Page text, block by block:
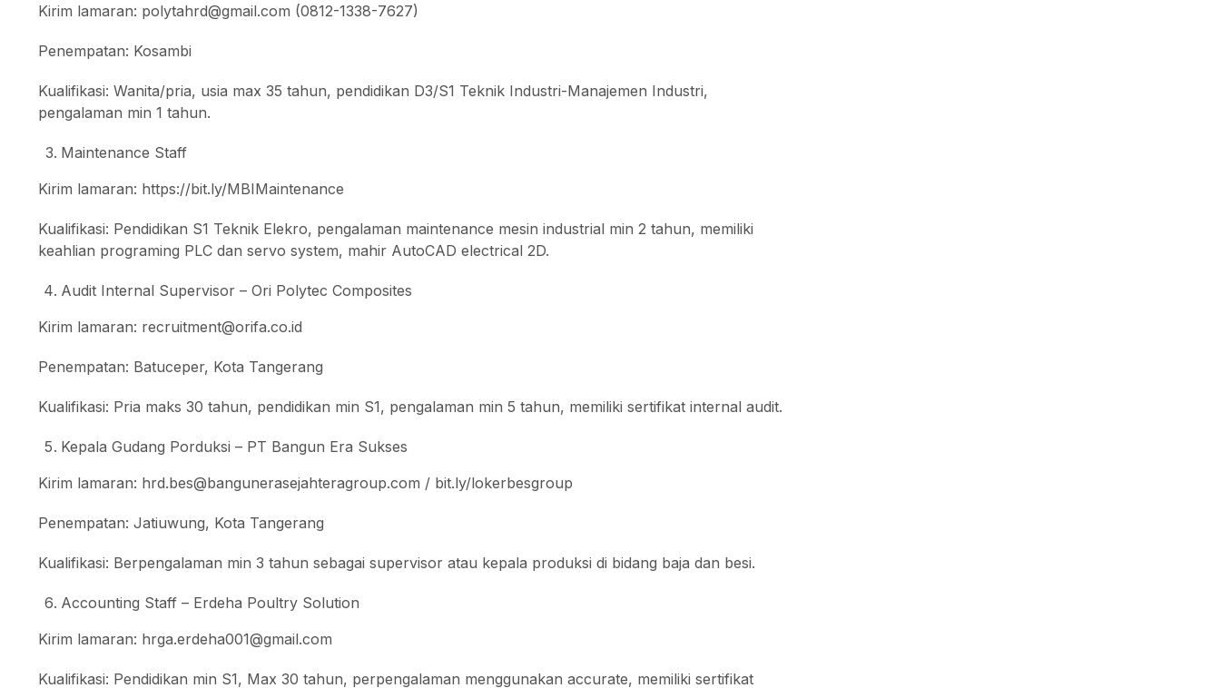
Kirim lamaran: polytahrd@gmail.com (0812-1338-7627)
Penempatan: Kosambi
Kualifikasi: Wanita/pria, usia max 35 tahun, pendidikan D3/S1 Teknik Industri-Manajemen Industri,
pengalaman min 1 tahun.
Maintenance Staff
Kirim lamaran: https://bit.ly/MBIMaintenance
Kualifikasi: Pendidikan S1 Teknik Elekro, pengalaman maintenance mesin industrial min 2 tahun, memiliki
keahlian programing PLC dan servo system, mahir AutoCAD electrical 2D.
Audit Internal Supervisor – Ori Polytec Composites
Kirim lamaran: recruitment@orifa.co.id
Penempatan: Batuceper, Kota Tangerang
Kualifikasi: Pria maks 30 tahun, pendidikan min S1, pengalaman min 5 tahun, memiliki sertifikat internal audit.
Kepala Gudang Porduksi – PT Bangun Era Sukses
Kirim lamaran: hrd.bes@bangunerasejahteragroup.com / bit.ly/lokerbesgroup
Penempatan: Jatiuwung, Kota Tangerang
Kualifikasi: Berpengalaman min 3 tahun sebagai supervisor atau kepala produksi di bidang baja dan besi.
Accounting Staff – Erdeha Poultry Solution
Kirim lamaran: hrga.erdeha001@gmail.com
Kualifikasi: Pendidikan min S1, Max 30 tahun, perpengalaman menggunakan accurate, memiliki sertifikat